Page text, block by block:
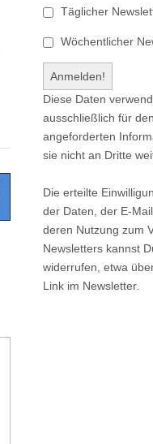
Täglicher
Wöchentlicher
Diese Daten
ausschließlich für
angeforderten
sie nicht an Dritte
Die erteilte
der Daten, der E-
deren Nutzung zum
Newsletters kannst
widerrufen, etwa
Link im Newsletter.